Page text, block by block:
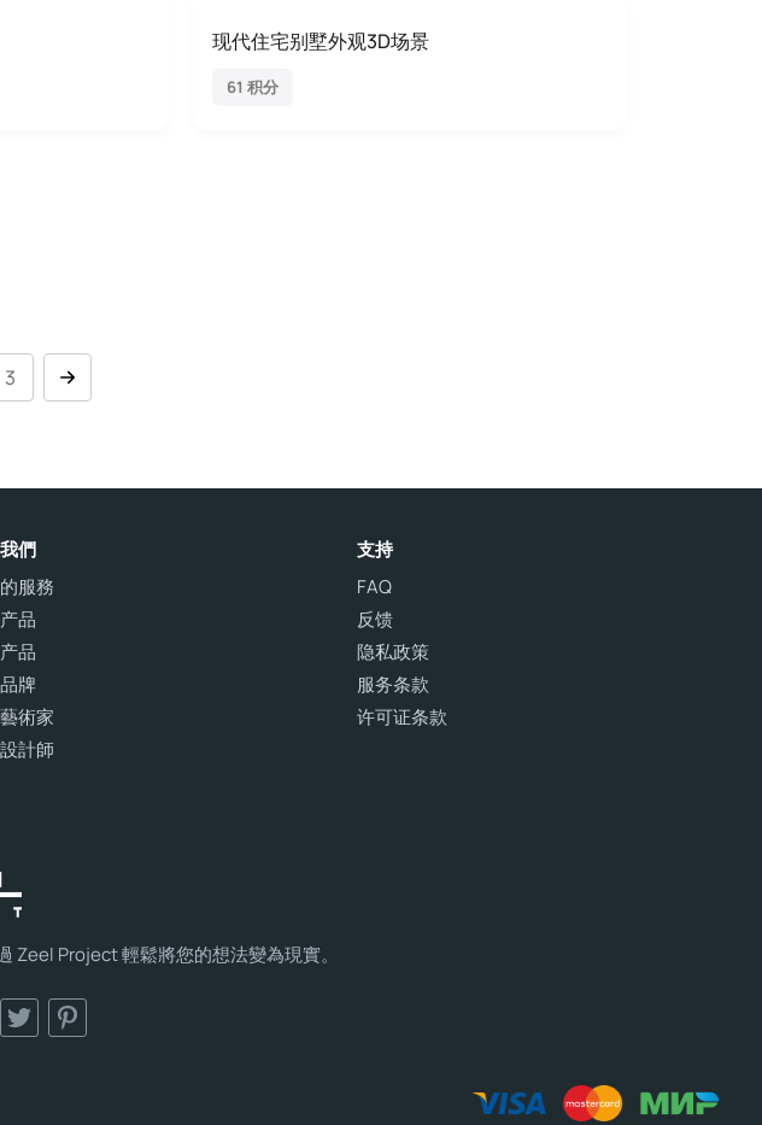
现代住宅别墅外观3D场景
61 积分
3
Zeel Project 輕鬆將您的想法變為現實。
們
服務
品
品
牌
術家
計師
支持
FAQ
反馈
隐私政策
服务条款
许可证条款